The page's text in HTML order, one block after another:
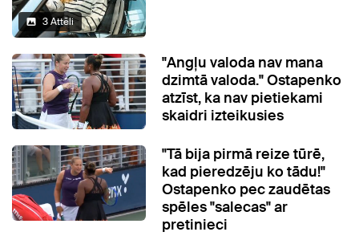
3 Attēli
"Angļu valoda nav mana
dzimtā valoda." Ostapenko
atzīst, ka nav pietiekami
skaidri izteikusies
"Tā bija pirmā reize tūrē,
kad pieredzēju ko tādu!"
Ostapenko pec zaudētas
spēles "salecas" ar
pretinieci